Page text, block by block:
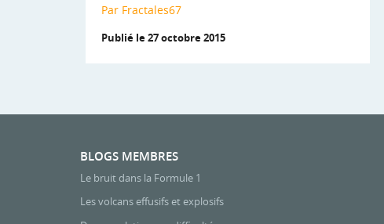
Par Fractales67
Publié le 27 octobre 2015
BLOGS MEMBRES
Le bruit dans la Formule 1
Les volcans effusifs et explosifs